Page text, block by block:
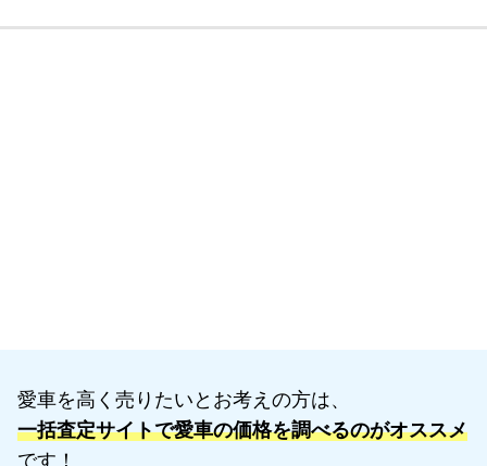
愛車を高く売りたいとお考えの方は、
一括査定サイトで愛車の価格を調べるのがオススメ
です！